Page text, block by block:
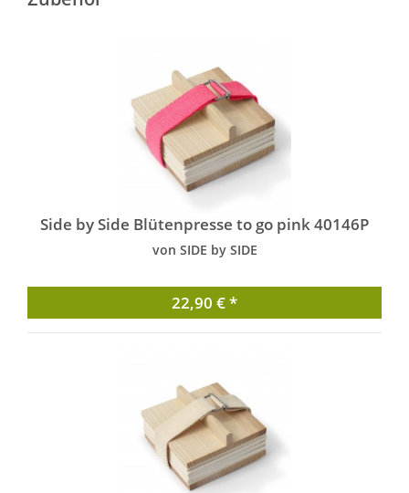
Side by Side Blütenpresse to go pink 40146P
von SIDE by SIDE
22,90 € *